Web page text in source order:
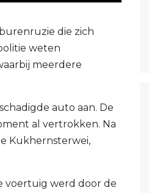
die zich
weten
meerdere
auto aan. De
al vertrokken. Na
Kukhernsterwei,
voertuig werd door de